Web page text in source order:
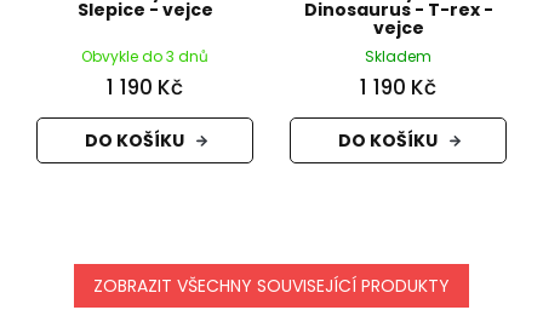
Slepice - vejce
Obvykle do 3 dnů
1 190 Kč
DO KOŠÍKU
Dinosaurus - T-rex -
vejce
Skladem
1 190 Kč
DO KOŠÍKU
ZOBRAZIT VŠECHNY SOUVISEJÍCÍ PRODUKTY